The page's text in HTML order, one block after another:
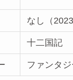
なし（
十二国記
ファンタ